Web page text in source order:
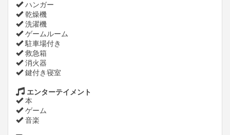
ハンガー
乾燥機
洗濯機
ゲームルーム
駐車場付き
救急箱
消火器
鍵付き寝室
エンターテイメント
本
ゲーム
音楽